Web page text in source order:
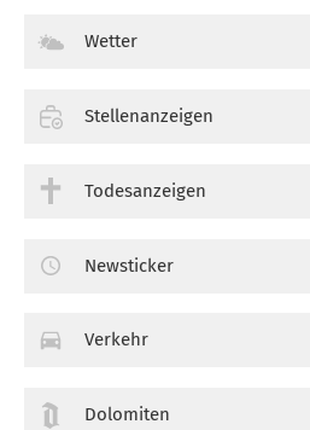
Wetter
Stellenanzeigen
Todesanzeigen
Newsticker
Verkehr
Dolomiten